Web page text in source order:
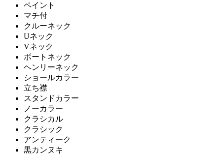
ペイント
マチ付
クルーネック
Uネック
Vネック
ボートネック
ヘンリーネック
ショールカラー
立ち襟
スタンドカラー
ノーカラー
クラシカル
クラシック
アンティーク
黒カンヌキ